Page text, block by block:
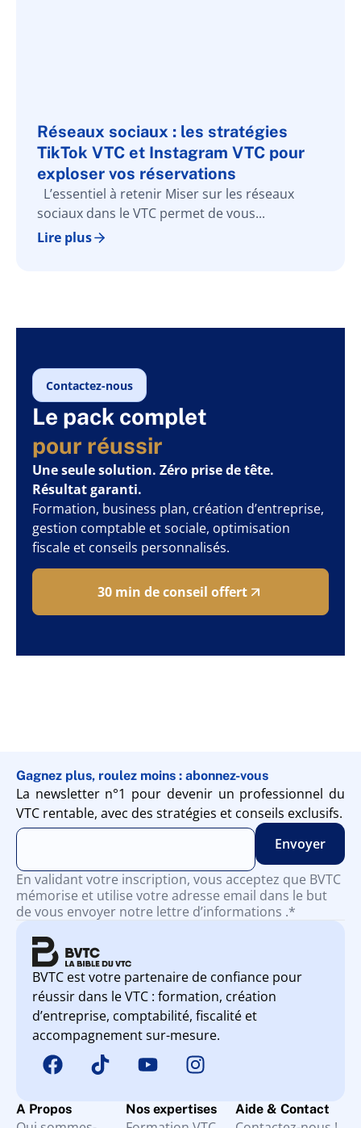
Réseaux sociaux : les stratégies
TikTok VTC et Instagram VTC pour
exploser vos réservations
L’essentiel à retenir Miser sur les réseaux
sociaux dans le VTC permet de vous...
Lire plus
Contactez-nous
Le pack complet
pour réussir
Une seule solution. Zéro prise de tête.
Résultat garanti.
Formation, business plan, création d’entreprise,
gestion comptable et sociale, optimisation
fiscale et conseils personnalisés.
30 min de conseil offert
Gagnez plus, roulez moins : abonnez-vous
La newsletter n°1 pour devenir un professionnel du
VTC rentable, avec des stratégies et conseils exclusifs.
En validant votre inscription, vous acceptez que BVTC
mémorise et utilise votre adresse email dans le but
de vous envoyer notre lettre d’informations .*
BVTC est votre partenaire de confiance pour
réussir dans le VTC : formation, création
d’entreprise, comptabilité, fiscalité et
accompagnement sur-mesure.
A Propos Nos expertises Aide & Contact